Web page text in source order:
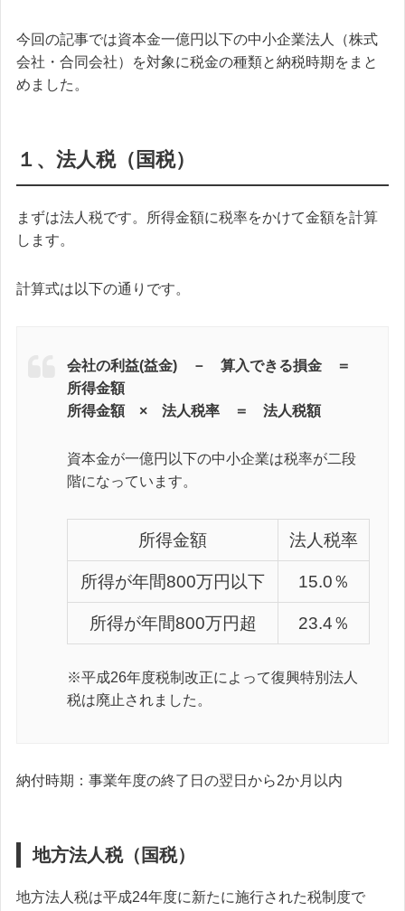
今回の記事では資本金一億円以下の中小企業法人（株式
会社・合同会社）を対象に税金の種類と納税時期をまと
めました。
１、法人税（国税）
まずは法人税です。所得金額に税率をかけて金額を計算
します。
計算式は以下の通りです。
会社の利益(益金) － 算入できる損金 ＝
所得金額
所得金額 × 法人税率 ＝ 法人税額
資本金が一億円以下の中小企業は税率が二段
階になっています。
所得金額 法人税率
所得が年間800万円以下 15.0％
所得が年間800万円超 23.4％
※平成26年度税制改正によって復興特別法人
税は廃止されました。
納付時期：事業年度の終了日の翌日から2か月以内
地方法人税（国税）
地方法人税は平成24年度に新たに施行された税制度で